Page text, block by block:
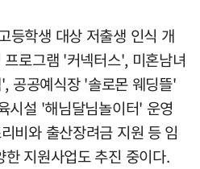
등학생 대상 저출생 인식 개
로그램 '커넥터스', 미혼남녀
공공예식장 '솔로몬 웨딩뜰'
시설 '해님달님놀이터' 운영
비와 출산장려금 지원 등 임
지원사업도 추진 중이다.